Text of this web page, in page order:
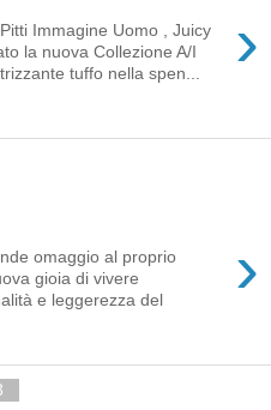
›
Immagine Uomo , Juicy
la nuova Collezione A/I
tuffo nella spen...
›
omaggio al proprio
gioia di vivere
e leggerezza del